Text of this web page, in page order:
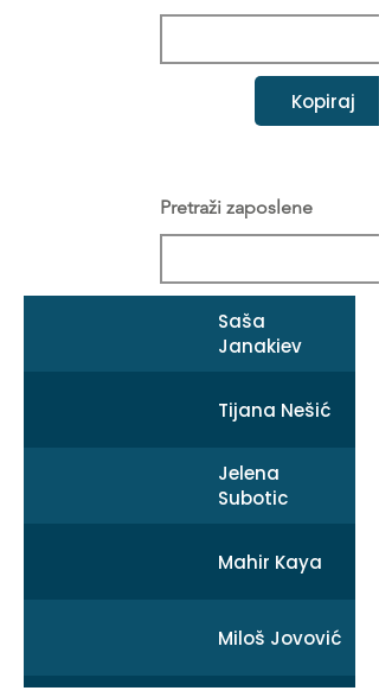
Kopiraj
Pretraži zaposlene
Saša
Janakiev
Tijana Nešić
Jelena
Subotic
Mahir Kaya
Miloš Jovović